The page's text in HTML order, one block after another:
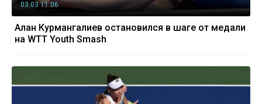
03.03 11:06
Алан Курмангалиев остановился в шаге от медали
на WTT Youth Smash